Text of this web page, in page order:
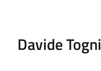
Davide Togni